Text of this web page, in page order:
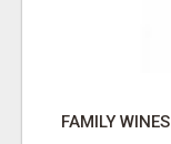
FAMILY WINES